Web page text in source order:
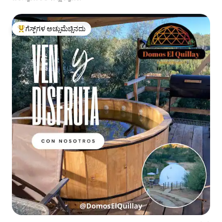
ಗೆಸ್ಟ್‌ಗಳಿಗೆ ಅತಿ ಹೆಚ್ಚು ಅಚ್ಚುಮೆಚ್ಚಿನದು
ಗೆಸ್ಟ್‌ಗಳ ಅಚ್ಚುಮೆಚ್ಚಿನದು